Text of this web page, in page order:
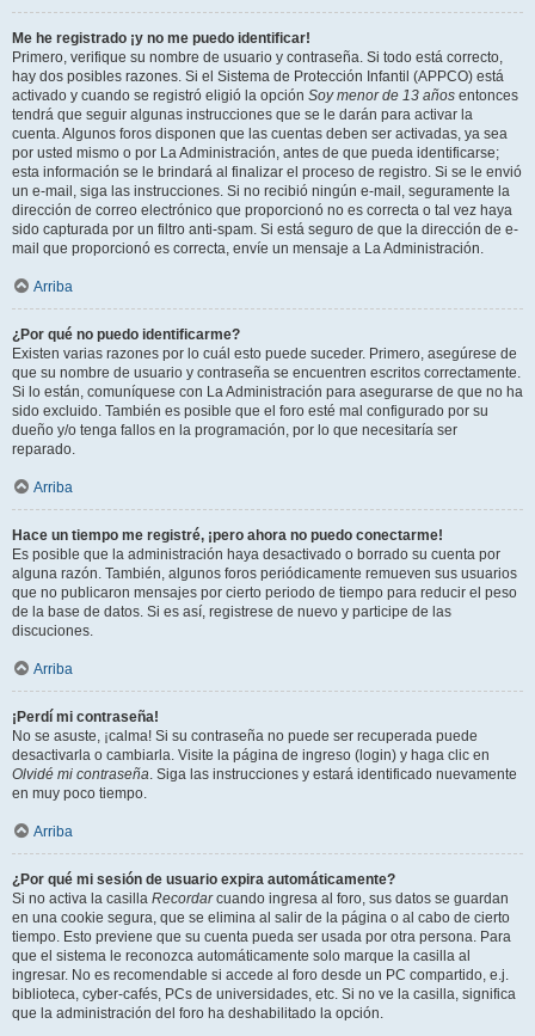
Me he registrado ¡y no me puedo identificar!
Primero, verifique su nombre de usuario y contraseña. Si todo está correcto,
hay dos posibles razones. Si el Sistema de Protección Infantil (APPCO) está
activado y cuando se registró eligió la opción Soy menor de 13 años entonces
tendrá que seguir algunas instrucciones que se le darán para activar la
cuenta. Algunos foros disponen que las cuentas deben ser activadas, ya sea
por usted mismo o por La Administración, antes de que pueda identificarse;
esta información se le brindará al finalizar el proceso de registro. Si se le envió
un e-mail, siga las instrucciones. Si no recibió ningún e-mail, seguramente la
dirección de correo electrónico que proporcionó no es correcta o tal vez haya
sido capturada por un filtro anti-spam. Si está seguro de que la dirección de e-
mail que proporcionó es correcta, envíe un mensaje a La Administración.
Arriba
¿Por qué no puedo identificarme?
Existen varias razones por lo cuál esto puede suceder. Primero, asegúrese de
que su nombre de usuario y contraseña se encuentren escritos correctamente.
Si lo están, comuníquese con La Administración para asegurarse de que no ha
sido excluido. También es posible que el foro esté mal configurado por su
dueño y/o tenga fallos en la programación, por lo que necesitaría ser
reparado.
Arriba
Hace un tiempo me registré, ¡pero ahora no puedo conectarme!
Es posible que la administración haya desactivado o borrado su cuenta por
alguna razón. También, algunos foros periódicamente remueven sus usuarios
que no publicaron mensajes por cierto periodo de tiempo para reducir el peso
de la base de datos. Si es así, registrese de nuevo y participe de las
discuciones.
Arriba
¡Perdí mi contraseña!
No se asuste, ¡calma! Si su contraseña no puede ser recuperada puede
desactivarla o cambiarla. Visite la página de ingreso (login) y haga clic en
Olvidé mi contraseña. Siga las instrucciones y estará identificado nuevamente
en muy poco tiempo.
Arriba
¿Por qué mi sesión de usuario expira automáticamente?
Si no activa la casilla Recordarcuando ingresa al foro, sus datos se guardan
en una cookie segura, que se elimina al salir de la página o al cabo de cierto
tiempo. Esto previene que su cuenta pueda ser usada por otra persona. Para
que el sistema le reconozca automáticamente solo marque la casilla al
ingresar. No es recomendable si accede al foro desde un PC compartido, e.j.
biblioteca, cyber-cafés, PCs de universidades, etc. Si no ve la casilla, significa
que la administración del foro ha deshabilitado la opción.